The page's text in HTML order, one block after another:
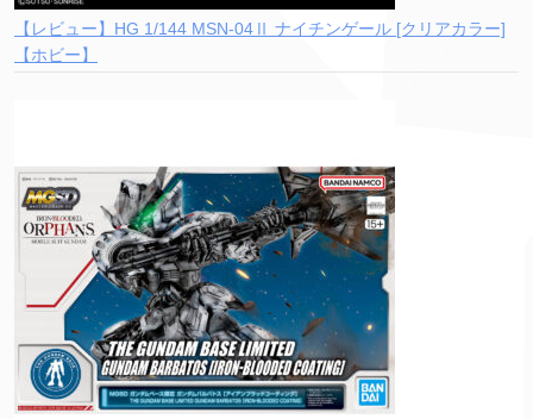
【レビュー】HG 1/144 MSN-04Ⅱ ナイチンゲール [クリアカラー]
【ホビー】